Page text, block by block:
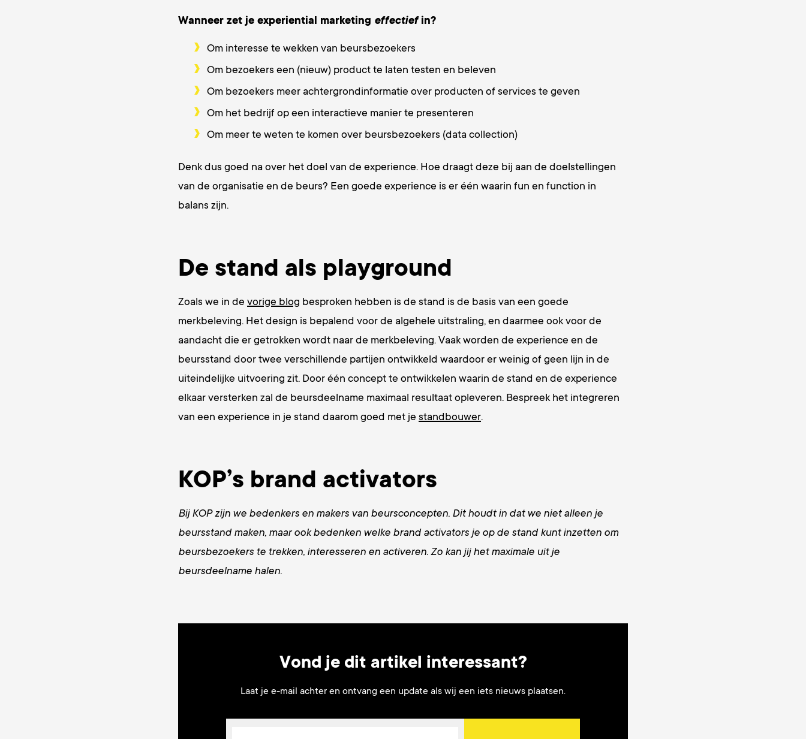
Wanneer zet je experiential marketing effectief in?
Om interesse te wekken van beursbezoekers
Om bezoekers een (nieuw) product te laten testen en beleven
Om bezoekers meer achtergrondinformatie over producten of services te geven
Om het bedrijf op een interactieve manier te presenteren
Om meer te weten te komen over beursbezoekers (data collection)
Denk dus goed na over het doel van de experience. Hoe draagt deze bij aan de doelstellingen
van de organisatie en de beurs? Een goede experience is er één waarin fun en function in
balans zijn.
De stand als playground
Zoals we in de vorige blog besproken hebben is de stand is de basis van een goede
merkbeleving. Het design is bepalend voor de algehele uitstraling, en daarmee ook voor de
aandacht die er getrokken wordt naar de merkbeleving. Vaak worden de experience en de
beursstand door twee verschillende partijen ontwikkeld waardoor er weinig of geen lijn in de
uiteindelijke uitvoering zit. Door één concept te ontwikkelen waarin de stand en de experience
elkaar versterken zal de beursdeelname maximaal resultaat opleveren. Bespreek het integreren
van een experience in je stand daarom goed met je standbouwer.
KOP’s brand activators
Bij KOP zijn we bedenkers en makers van beursconcepten. Dit houdt in dat we niet alleen je
beursstand maken, maar ook bedenken welke brand activators je op de stand kunt inzetten om
beursbezoekers te trekken, interesseren en activeren. Zo kan jij het maximale uit je
beursdeelname halen.
Vond je dit artikel interessant?
Laat je e-mail achter en ontvang een update als wij een iets nieuws plaatsen.